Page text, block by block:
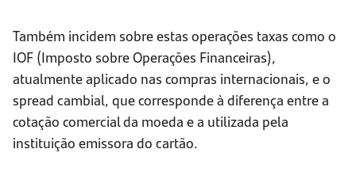
Também incidem sobre estas operações taxas como o
IOF (Imposto sobre Operações Financeiras),
atualmente aplicado nas compras internacionais, e o
spread cambial, que corresponde à diferença entre a
cotação comercial da moeda e a utilizada pela
instituição emissora do cartão.